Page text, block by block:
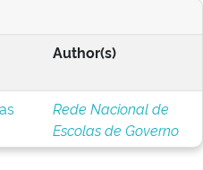
Author(s)
Rede Nacional de
Escolas de Governo